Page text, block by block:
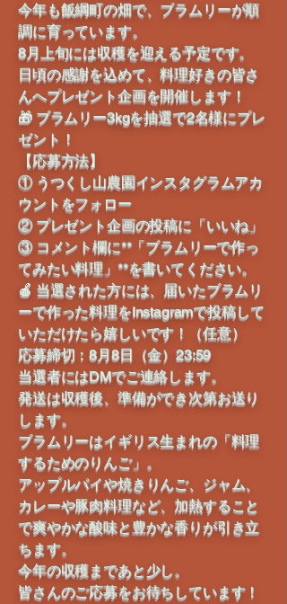
今年も飯綱町の畑で、ブラムリーが順
調に育っています。
8月上旬には収穫を迎える予定です。
日頃の感謝を込めて、料理好きの皆さ
んへプレゼント企画を開催します！
🎁 ブラムリー3kgを抽選で2名様にプレ
ゼント！
【応募方法】
① うつくし山農園インスタグラムアカ
ウントをフォロー
② プレゼント企画の投稿に「いいね」
③ コメント欄に**「ブラムリーで作っ
てみたい料理」**を書いてください。
🍎 当選された方には、届いたブラムリ
ーで作った料理をInstagramで投稿して
いただけたら嬉しいです！（任意）
応募締切：8月8日（金）23:59
当選者にはDMでご連絡します。
発送は収穫後、準備ができ次第お送り
します。
ブラムリーはイギリス生まれの「料理
するためのりんご」。
アップルパイや焼きりんご、ジャム、
カレーや豚肉料理など、加熱すること
で爽やかな酸味と豊かな香りが引き立
ちます。
今年の収穫まであと少し。
皆さんのご応募をお待ちしています！